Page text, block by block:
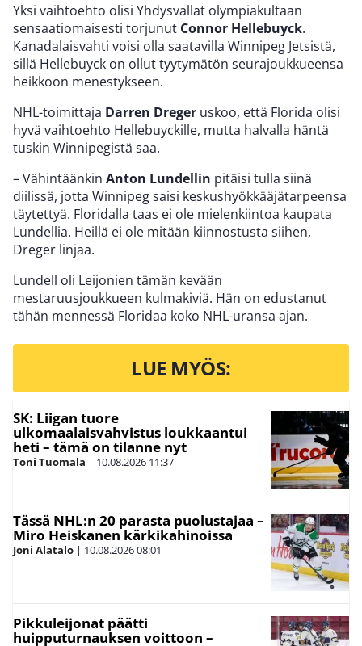
Yksi vaihtoehto olisi Yhdysvallat olympiakultaan
sensaatiomaisesti torjunut Connor Hellebuyck.
Kanadalaisvahti voisi olla saatavilla Winnipeg Jetsistä,
sillä Hellebuyck on ollut tyytymätön seurajoukkueensa
heikkoon menestykseen.
NHL-toimittaja Darren Dreger uskoo, että Florida olisi
hyvä vaihtoehto Hellebuyckille, mutta halvalla häntä
tuskin Winnipegistä saa.
– Vähintäänkin Anton Lundellin pitäisi tulla siinä
diilissä, jotta Winnipeg saisi keskushyökkääjätarpeensa
täytettyä. Floridalla taas ei ole mielenkiintoa kaupata
Lundellia. Heillä ei ole mitään kiinnostusta siihen,
Dreger linjaa.
Lundell oli Leijonien tämän kevään
mestaruusjoukkueen kulmakiviä. Hän on edustanut
tähän mennessä Floridaa koko NHL-uransa ajan.
LUE MYÖS:
SK: Liigan tuore
ulkomaalaisvahvistus loukkaantui
heti – tämä on tilanne nyt
Toni Tuomala | 10.08.2026 11:37
Tässä NHL:n 20 parasta puolustajaa –
Miro Heiskanen kärkikahinoissa
Joni Alatalo | 10.08.202608:01
Pikkuleijonat päätti
huipputurnauksen voittoon –